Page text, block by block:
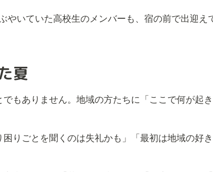
やいていた高校生のメンバーも、宿の前で出迎
夏
もありません。地域の方たちに「ここで何が起
りごとを聞くのは失礼かも」「最初は地域の好